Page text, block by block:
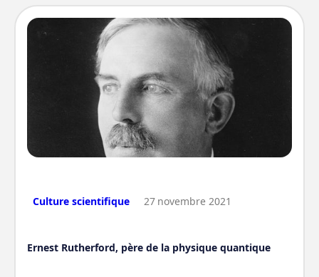
études scientifiques longues et exigeantes, son
histoire a beaucoup à dire.
Culture scientifique 27 novembre 2021
Ernest Rutherford, père de la physique quantique